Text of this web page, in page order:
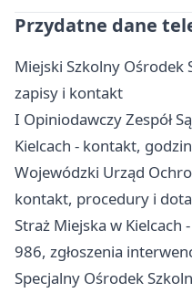
Przydatne dane
Miejski Szkolny Ośrodek
zapisy i kontakt
I Opiniodawczy Zespół
Kielcach - kontakt,
Wojewódzki Urząd
kontakt, procedury i
Straż Miejska w
986, zgłoszenia
Specjalny Ośrodek